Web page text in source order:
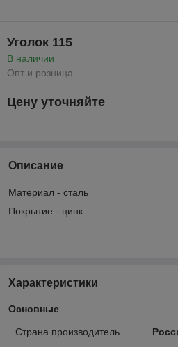
Уголок 115
В наличии
Опт и розница
Цену уточняйте
Описание
Материал - сталь
Покрытие - цинк
Характеристики
Основные
Страна производитель